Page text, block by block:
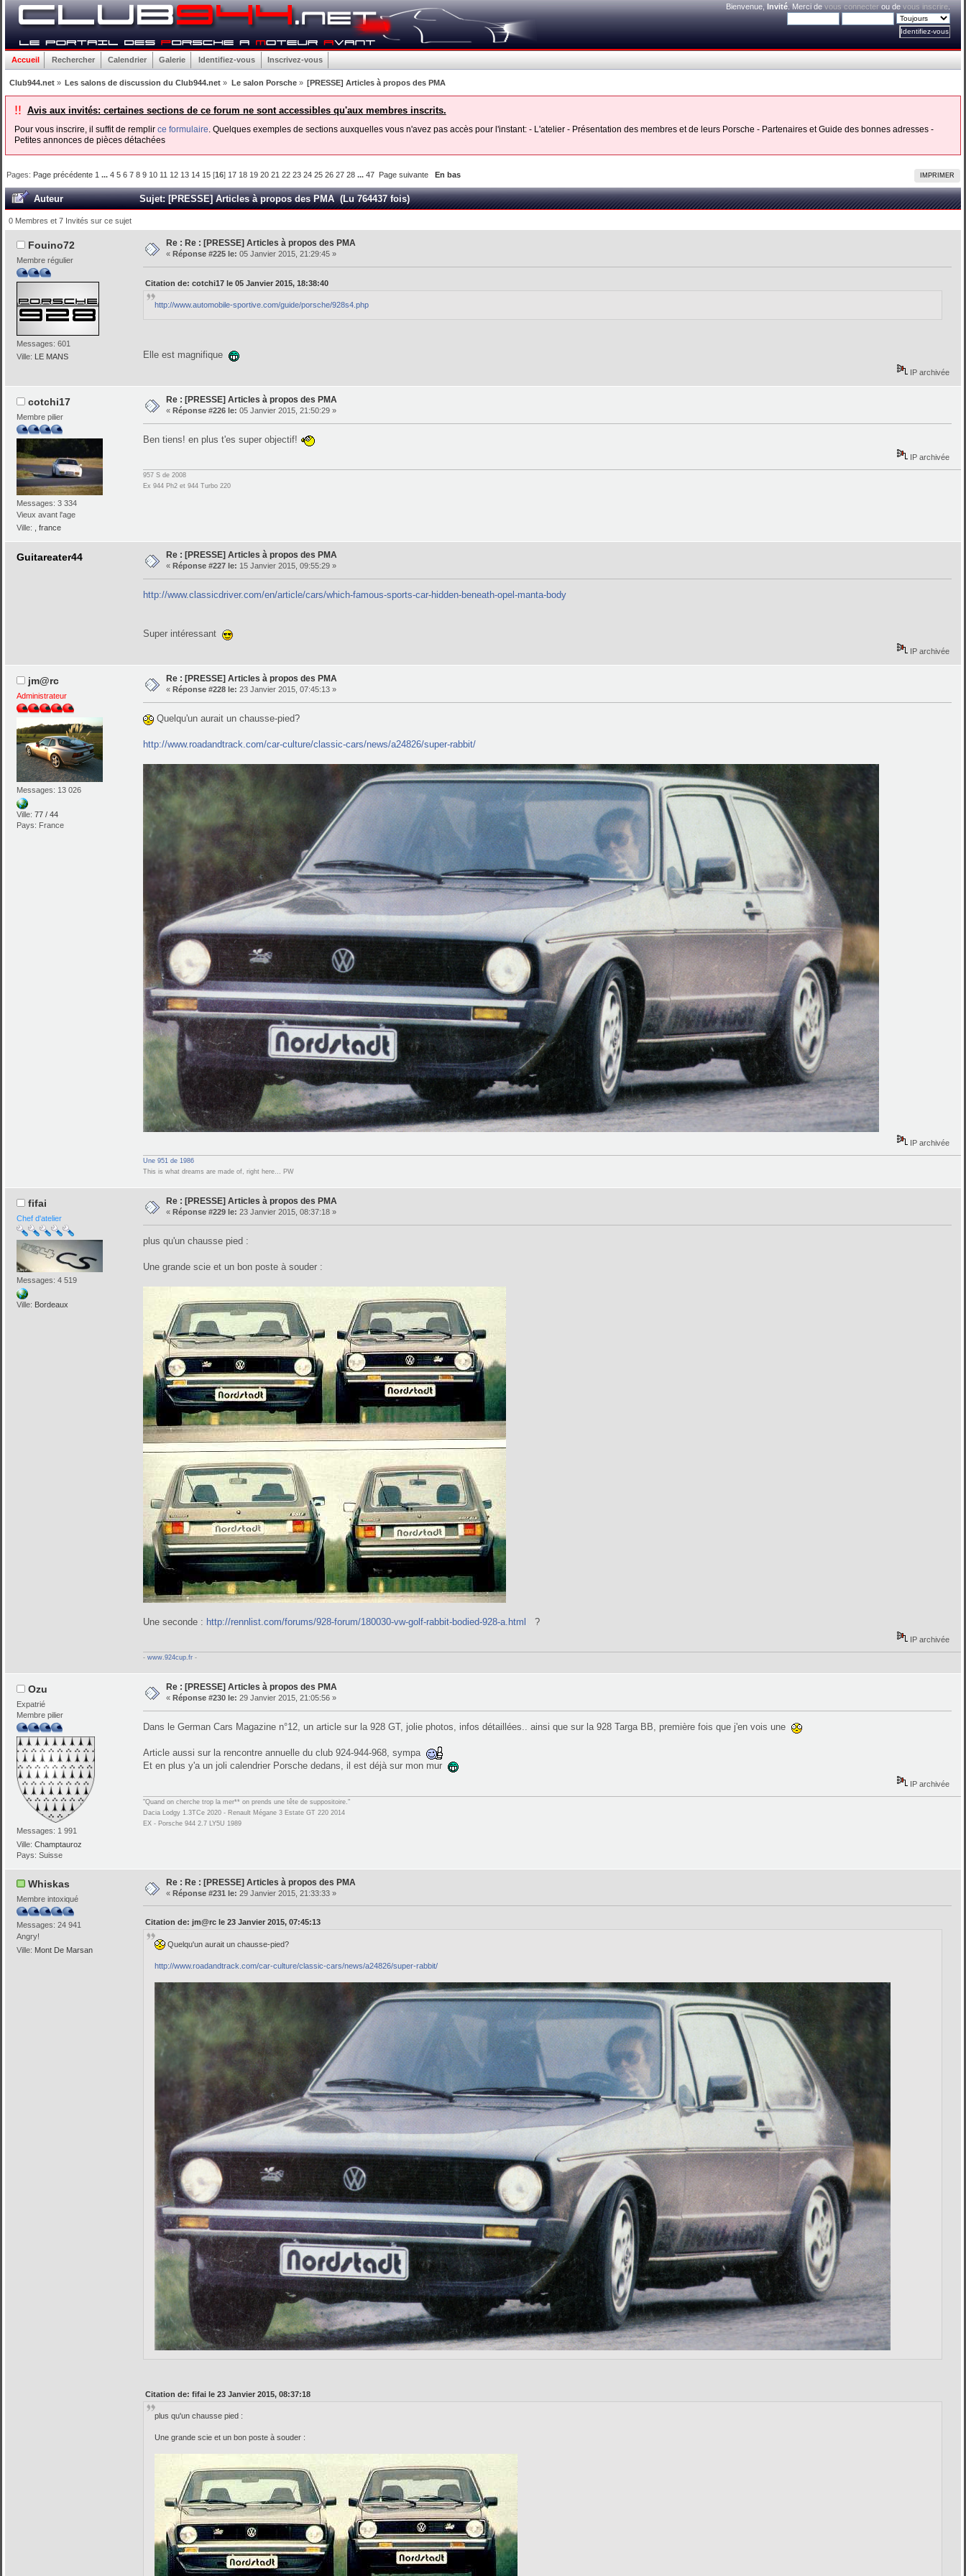
Bienvenue,Invité . Merci devous connecter ou devous inscrire
Accueil Rechercher Calendrier Galerie Identifiez-vous Inscrivez-vous
Club944.net» Les salons de discussion du Club944.net » Le salon Porsche» [PRESSE] Articles à propos des PMA
!! Avis aux invités: certaines sections de ce forum ne sont accessibles qu'aux membres inscrits.
Pour vous inscrire, il suffit de remplir ce formulaire. Quelques exemples de sections auxquelles vous n'avez pas accès pour l'instant: - L'atelier - Présentation des membres et de leurs Porsche - Partenaires et Guide des bonnes adresses -
Petites annonces de pièces détachées
IMPRIMER
Pages: Page précédente 1 ... 4 5 6 7 8 9 10 11 12 13 14 15[16] 17 18 19 20 21 22 23 24 25 26 27 28 ... 47 Page suivante En bas
Auteur Sujet: [PRESSE] Articles à propos des PMA (Lu 764437 fois)
0 Membres et 7 Invités sur ce sujet
Fouino72
Membre régulier
Messages: 601
Ville: LE MANS
Re : Re : [PRESSE] Articles à propos des PMA
« Réponse #225 le: 05 Janvier 2015, 21:29:45 »
Citation de: cotchi17 le 05 Janvier 2015, 18:38:40
http://www.automobile-sportive.com/guide/porsche/928s4.php
Elle est magnifique
IP archivée
cotchi17
Membre pilier
Messages: 3 334
Vieux avant l'age
Ville:
, france
Re : [PRESSE] Articles à propos des PMA
« Réponse #226 le: 05 Janvier 2015, 21:50:29 »
Ben tiens! en plus t'es super objectif!
IP archivée
957 S de 2008
Ex 944 Ph2 et 944 Turbo 220
Guitareater44 Re : [PRESSE] Articles à propos des PMA
« Réponse #227 le: 15 Janvier 2015, 09:55:29 »
http://www.classicdriver.com/en/article/cars/which-famous-sports-car-hidden-beneath-opel-manta-body
Super intéressant
IP archivée
jm@rc
Administrateur
Messages: 13 026
Ville:77 / 44
Pays: France
Re : [PRESSE] Articles à propos des PMA
« Réponse #228 le: 23 Janvier 2015, 07:45:13 »
Quelqu'un aurait un chausse-pied?
http://www.roadandtrack.com/car-culture/classic-cars/news/a24826/super-rabbit/
IP archivée
Une 951 de 1986
This is what dreams are made of, right here… PW
fifai
Chef d'atelier
Messages: 4 519
Ville: Bordeaux
Re : [PRESSE] Articles à propos des PMA
« Réponse #229 le: 23 Janvier 2015, 08:37:18 »
plus qu'un chausse pied :
Une grande scie et un bon poste à souder :
Une seconde : http://rennlist.com/forums/928-forum/180030-vw-golf-rabbit-bodied-928-a.html ?
IP archivée
- www.924cup.fr-
Ozu
Expatrié
Membre pilier
Messages: 1 991
Ville:Champtauroz
Pays: Suisse
Re : [PRESSE] Articles à propos des PMA
« Réponse #230 le: 29 Janvier 2015, 21:05:56 »
Dans le German Cars Magazine n°12, un article sur la 928 GT, jolie photos, infos détaillées.. ainsi que sur la 928 Targa BB, première fois que j'en vois une
Article aussi sur la rencontre annuelle du club 924-944-968, sympa
Et en plus y'a un joli calendrier Porsche dedans, il est déjà sur mon mur
IP archivée
"Quand on cherche trop la mer** on prends une tête de suppositoire."
Dacia Lodgy 1.3TCe 2020 - Renault Mégane 3 Estate GT 220 2014
EX - Porsche 944 2.7 LY5U 1989
Whiskas
Membre intoxiqué
Messages: 24 941
Angry!
Ville: Mont De Marsan
Re : Re : [PRESSE] Articles à propos des PMA
« Réponse #231 le: 29 Janvier 2015, 21:33:33 »
Citation de: jm@rc le 23 Janvier 2015, 07:45:13
Quelqu'un aurait un chausse-pied?
http://www.roadandtrack.com/car-culture/classic-cars/news/a24826/super-rabbit/
Citation de: fifai le 23 Janvier 2015, 08:37:18
plus qu'un chausse pied :
Une grande scie et un bon poste à souder :